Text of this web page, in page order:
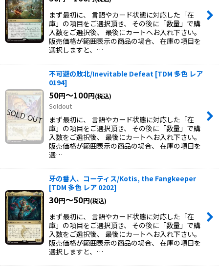
まず最初に、 言語やカード状態に対応した「在
庫」の項目をご選択頂き、 その後に「数量」で購
入数をご選択後、 最後にカートへお入れ下さい。
販売価格が範囲表示の商品の場合、 在庫の項目を
選択しますと、…
不可避の敗北/Inevitable Defeat [TDM 多色 レア
0194]
50円～100円(税込)
Soldout
まず最初に、 言語やカード状態に対応した「在
庫」の項目をご選択頂き、 その後に「数量」で購
入数をご選択後、 最後にカートへお入れ下さい。
販売価格が範囲表示の商品の場合、 在庫の項目を
選…
牙の番人、コーティス/Kotis, the Fangkeeper
[TDM 多色 レア 0202]
30円～50円(税込)
まず最初に、 言語やカード状態に対応した「在
庫」の項目をご選択頂き、 その後に「数量」で購
入数をご選択後、 最後にカートへお入れ下さい。
販売価格が範囲表示の商品の場合、 在庫の項目を
選択しますと、…